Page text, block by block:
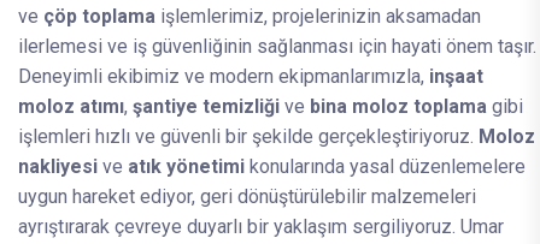
ve çöp toplama işlemlerimiz, projelerinizin aksamadan
ilerlemesi ve iş güvenliğinin sağlanması için hayati önem taşır.
Deneyimli ekibimiz ve modern ekipmanlarımızla, inşaat
moloz atımı, şantiye temizliği ve bina moloz toplama gibi
işlemleri hızlı ve güvenli bir şekilde gerçekleştiriyoruz. Moloz
nakliyesi ve atık yönetimi konularında yasal düzenlemelere
uygun hareket ediyor, geri dönüştürülebilir malzemeleri
ayrıştırarak çevreye duyarlı bir yaklaşım sergiliyoruz. Umar